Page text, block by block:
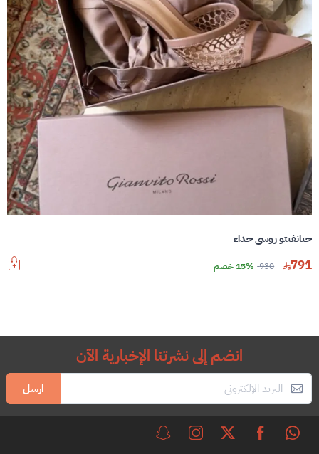
جيانفيتو روسي حذاء
791
930 15% خصم
انضم إلى نشرتنا الإخبارية الآن
ارسل